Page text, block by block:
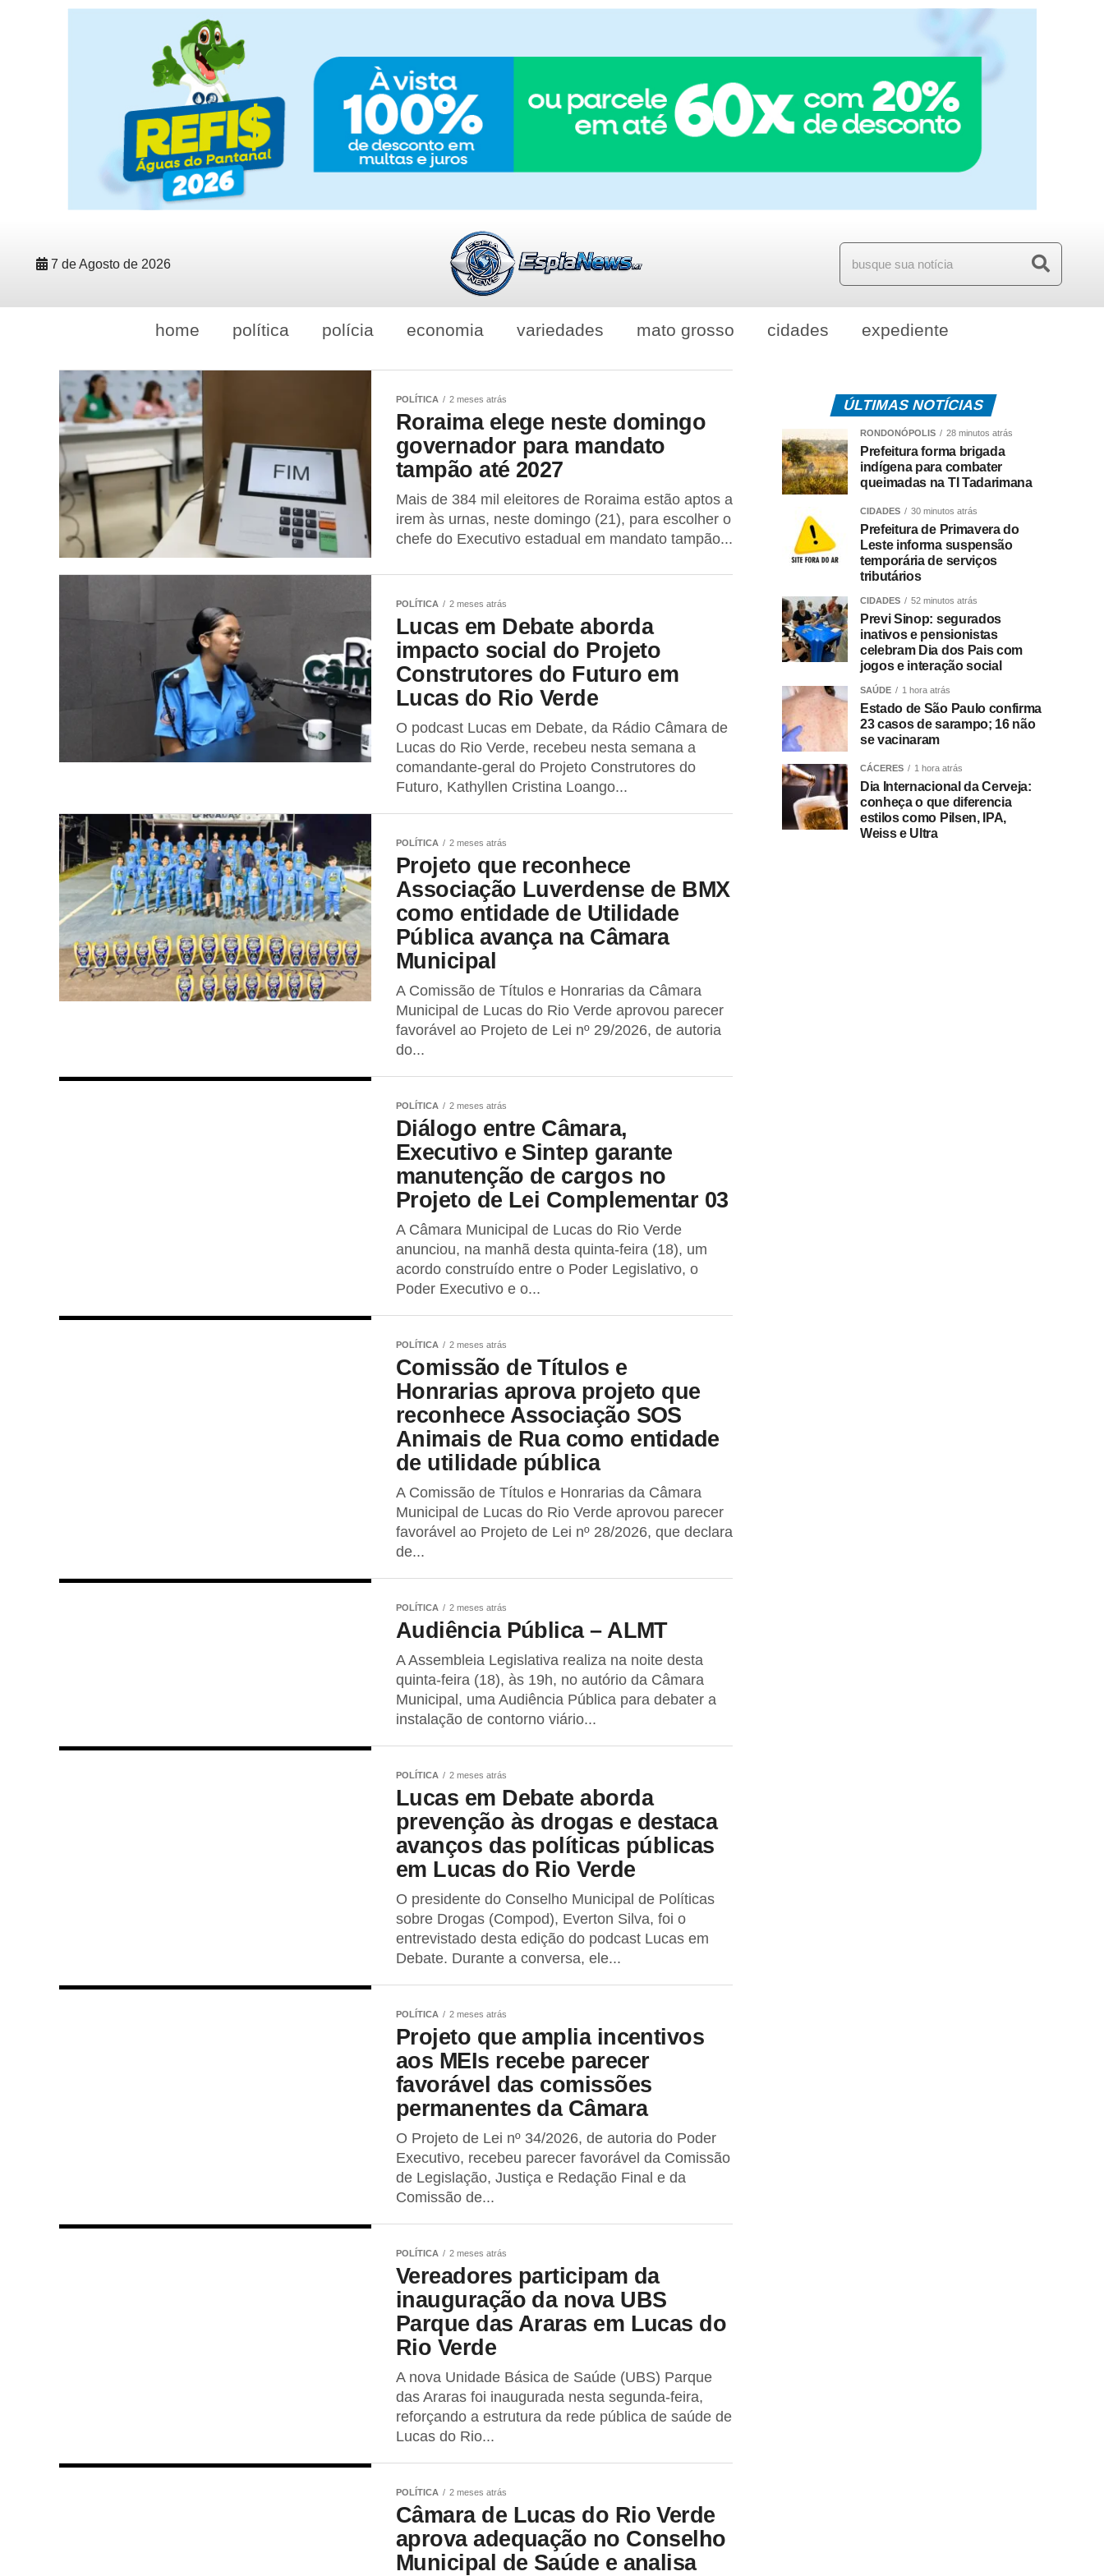
7 de Agosto de 2026
home política polícia economia variedades mato grosso cidades expediente
POLÍTICA 2 meses atrás
Roraima elege neste domingo
governador para mandato
tampão até 2027
Mais de 384 mil eleitores de Roraima estão aptos a
irem às urnas, neste domingo (21), para escolher o
chefe do Executivo estadual em mandato tampão...
POLÍTICA 2 meses atrás
Lucas em Debate aborda
impacto social do Projeto
Construtores do Futuro em
Lucas do Rio Verde
O podcast Lucas em Debate, da Rádio Câmara de
Lucas do Rio Verde, recebeu nesta semana a
comandante-geral do Projeto Construtores do
Futuro, Kathyllen Cristina Loango...
POLÍTICA 2 meses atrás
Projeto que reconhece
Associação Luverdense de BMX
como entidade de Utilidade
Pública avança na Câmara
Municipal
A Comissão de Títulos e Honrarias da Câmara
Municipal de Lucas do Rio Verde aprovou parecer
favorável ao Projeto de Lei nº 29/2026, de autoria
do...
POLÍTICA 2 meses atrás
Diálogo entre Câmara,
Executivo e Sintep garante
manutenção de cargos no
Projeto de Lei Complementar 03
A Câmara Municipal de Lucas do Rio Verde
anunciou, na manhã desta quinta-feira (18), um
acordo construído entre o Poder Legislativo, o
Poder Executivo e o...
POLÍTICA 2 meses atrás
Comissão de Títulos e
Honrarias aprova projeto que
reconhece Associação SOS
Animais de Rua como entidade
de utilidade pública
A Comissão de Títulos e Honrarias da Câmara
Municipal de Lucas do Rio Verde aprovou parecer
favorável ao Projeto de Lei nº 28/2026, que declara
de...
POLÍTICA 2 meses atrás
Audiência Pública – ALMT
A Assembleia Legislativa realiza na noite desta
quinta-feira (18), às 19h, no autório da Câmara
Municipal, uma Audiência Pública para debater a
instalação de contorno viário...
POLÍTICA 2 meses atrás
Lucas em Debate aborda
prevenção às drogas e destaca
avanços das políticas públicas
em Lucas do Rio Verde
O presidente do Conselho Municipal de Políticas
sobre Drogas (Compod), Everton Silva, foi o
entrevistado desta edição do podcast Lucas em
Debate. Durante a conversa, ele...
POLÍTICA 2 meses atrás
Projeto que amplia incentivos
aos MEIs recebe parecer
favorável das comissões
permanentes da Câmara
O Projeto de Lei nº 34/2026, de autoria do Poder
Executivo, recebeu parecer favorável da Comissão
de Legislação, Justiça e Redação Final e da
Comissão de...
POLÍTICA 2 meses atrás
Vereadores participam da
inauguração da nova UBS
Parque das Araras em Lucas do
Rio Verde
A nova Unidade Básica de Saúde (UBS) Parque
das Araras foi inaugurada nesta segunda-feira,
reforçando a estrutura da rede pública de saúde de
Lucas do Rio...
POLÍTICA 2 meses atrás
Câmara de Lucas do Rio Verde
aprova adequação no Conselho
Municipal de Saúde e analisa
ÚLTIMAS NOTÍCIAS
RONDONÓPOLIS 28 minutos atrás
Prefeitura forma brigada
indígena para combater
queimadas na TI Tadarimana
CIDADES 30 minutos atrás
Prefeitura de Primavera do
Leste informa suspensão
temporária de serviços
tributários
CIDADES 52 minutos atrás
Previ Sinop: segurados
inativos e pensionistas
celebram Dia dos Pais com
jogos e interação social
SAÚDE 1 hora atrás
Estado de São Paulo confirma
23 casos de sarampo; 16 não
se vacinaram
CÁCERES 1 hora atrás
Dia Internacional da Cerveja:
conheça o que diferencia
estilos como Pilsen, IPA,
Weiss e Ultra